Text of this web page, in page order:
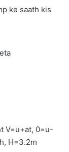
ke saath kis
V=u+at, 0=u-
H=3.2m